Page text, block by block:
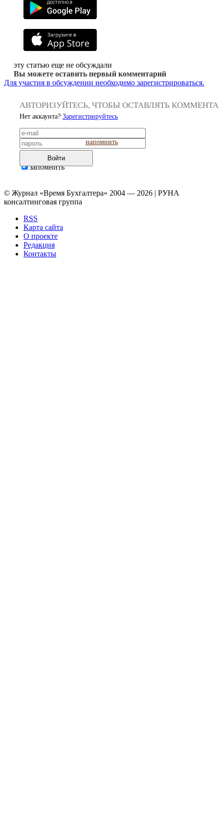
эту статью еще не обсуждали
Вы можете оставить первый комментарий
Для участия в обсуждении необходимо зарегистрироваться.
АВТОРИЗУЙТЕСЬ, ЧТОБЫ ОСТАВЛЯТЬ
Нет аккаунта? Зарегистрируйтесь
напомнить
Войти
запомнить
© Журнал «Время Бухгалтера» 2004 — 2026 | РУНА
консалтинговая группа
RSS
Карта сайта
О проекте
Редакция
Контакты